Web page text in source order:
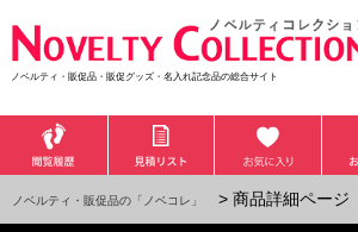
ノベルティ・販促品・販促グッズ・名入れ記念品の総合サイト
ノベルティ・販促品の「ノベコレ」 > 商品詳細ページ